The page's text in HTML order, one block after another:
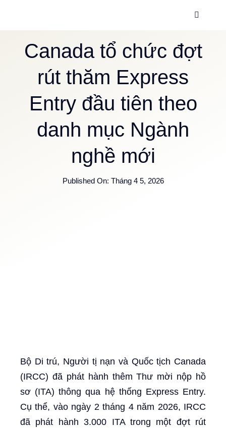
Toggle
Về
Canada tổ chức đợt
rút thăm Express
Entry đầu tiên theo
danh mục Ngành
nghề mới
Published On: Tháng 4 5, 2026
Bộ Di trú, Người tị nạn và Quốc tịch Canada
(IRCC) đã phát hành thêm Thư mời nộp hồ
sơ (ITA) thông qua hệ thống Express Entry.
Cụ thể, vào ngày 2 tháng 4 năm 2026, IRCC
đã phát hành 3.000 ITA trong một đợt rút